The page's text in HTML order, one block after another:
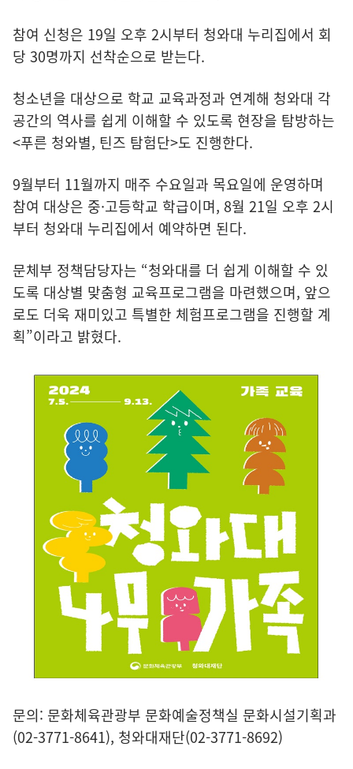
참여 신청은 19일 오후 2시부터 청와대 누리집에서 회
당 30명까지 선착순으로 받는다.
청소년을 대상으로 학교 교육과정과 연계해 청와대 각
공간의 역사를 쉽게 이해할 수 있도록 현장을 탐방하는
<푸른 청와별, 틴즈 탐험단>도 진행한다.
9월부터 11월까지 매주 수요일과 목요일에 운영하며
참여 대상은 중·고등학교 학급이며, 8월 21일 오후 2시
부터 청와대 누리집에서 예약하면 된다.
문체부 정책담당자는 “청와대를 더 쉽게 이해할 수 있
도록 대상별 맞춤형 교육프로그램을 마련했으며, 앞으
로도 더욱 재미있고 특별한 체험프로그램을 진행할 계
획”이라고 밝혔다.
문의: 문화체육관광부 문화예술정책실 문화시설기획과
(02-3771-8641), 청와대재단(02-3771-8692)